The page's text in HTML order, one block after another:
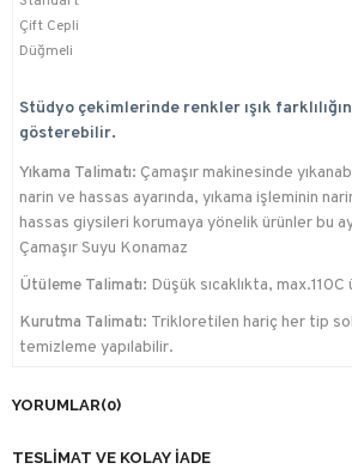
Çift Cepli
Düğmeli
Stüdyo çekimlerinde renkler ışık
gösterebilir.
Yıkama Talimatı: Çamaşır makinesinde
narin ve hassas ayarında, yıkama işleminin
hassas giysileri korumaya yönelik ürünler bu
Çamaşır Suyu Konamaz
Ütüleme Talimatı: Düşük sıcaklıkta,
Kurutma Talimatı: Trikloretilen hariç her tip
temizleme yapılabilir.
YORUMLAR(0)
TESLIMAT VE KOLAY İADE